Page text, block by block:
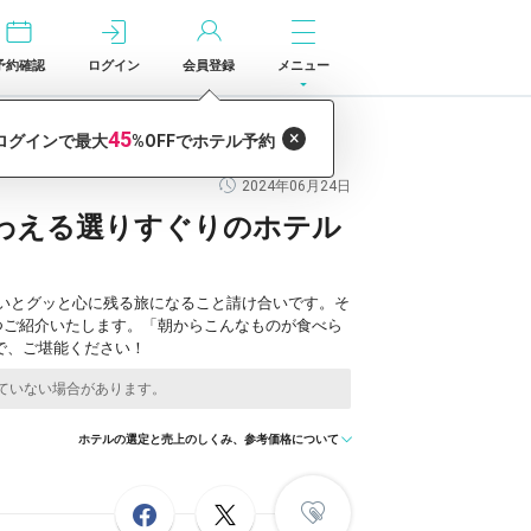
約確認 ログイン 会員登録 メニュー
2024年06月24日
える選りすぐりのホテル
グッと心に残る旅になること請け合いです。そ
紹介いたします。「朝からこんなものが食べら
ご堪能ください！
ホテルの選定と売上のしくみ、参考価格について